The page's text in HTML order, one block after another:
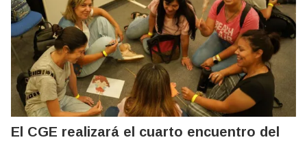
El CGE realizará el cuarto encuentro del